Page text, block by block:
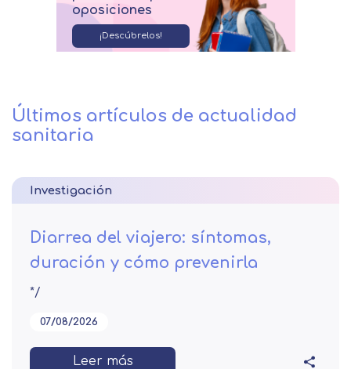
oposiciones
¡Descúbrelos!
Últimos artículos de actualidad
sanitaria
Investigación
Diarrea del viajero: síntomas,
duración y cómo prevenirla
*/
07/08/2026
Leer más